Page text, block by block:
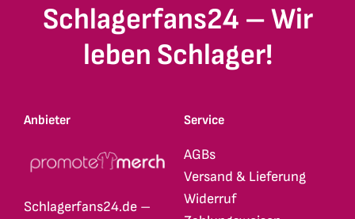
Schlagerfans24 – Wir
leben Schlager!
Anbieter
Schlagerfans24.de –
Service
AGBs
Versand & Lieferung
Widerruf